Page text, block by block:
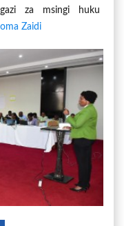
za msingi huku
Zaidi